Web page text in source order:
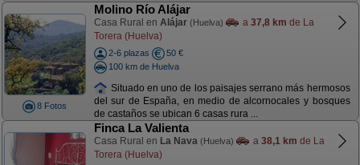
8 Fotos
Molino Río Alájar
Casa Rural en Alájar (Huelva) a 37,8 km de La
Torera (Huelva)
2-6 plazas
50 €
100 km de Huelva
Situado en uno de los paisajes serrano más hermosos
del sur de España, en medio de alcornocales y bosques
de castaños se ubican 6 casas rura ...
Finca La Valienta
Casa Rural en La Nava (Huelva) a 38,1 km de La
Torera (Huelva)